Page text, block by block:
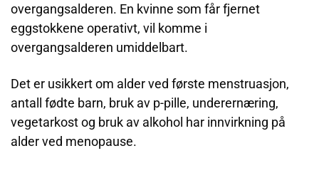
overgangsalderen. En kvinne som får fjernet
eggstokkene operativt, vil komme i
overgangsalderen umiddelbart.
Det er usikkert om alder ved første menstruasjon,
antall fødte barn, bruk av p-pille, underernæring,
vegetarkost og bruk av alkohol har innvirkning på
alder ved menopause.